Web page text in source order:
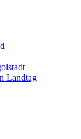
Landtag